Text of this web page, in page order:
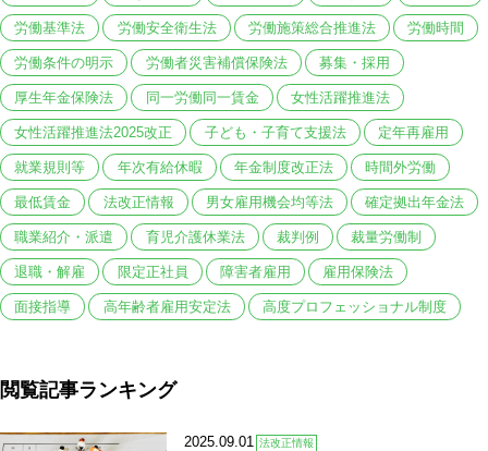
労働基準法 労働安全衛生法 労働施策総合推進法 労働時間
労働条件の明示 労働者災害補償保険法 募集・採用
厚生年金保険法 同一労働同一賃金 女性活躍推進法
女性活躍推進法2025改正 子ども・子育て支援法 定年再雇用
就業規則等 年次有給休暇 年金制度改正法 時間外労働
最低賃金 法改正情報 男女雇用機会均等法 確定拠出年金法
職業紹介・派遣 育児介護休業法 裁判例 裁量労働制
退職・解雇 限定正社員 障害者雇用 雇用保険法
面接指導 高年齢者雇用安定法 高度プロフェッショナル制度
閲覧記事ランキング
2025.09.01 法改正情報